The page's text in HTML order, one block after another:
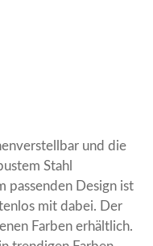
und die
Stahl
passenden Design ist
mit dabei. Der
Farben erhältlich.